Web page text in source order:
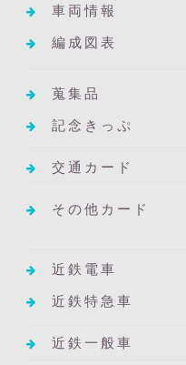
車両情報
編成図表
蒐集品
記念きっぷ
交通カード
その他カード
近鉄電車
近鉄特急車
近鉄一般車